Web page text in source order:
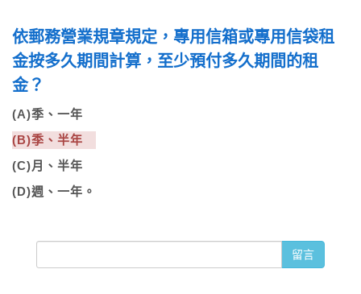
依郵務營業規章規定，專用信箱或專用信袋租
金按多久期間計算，至少預付多久期間的租
金？
(A)季、一年
(B)季、半年
(C)月、半年
(D)週、一年。
留言